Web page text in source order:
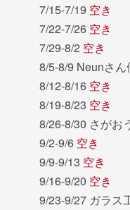
7/15-7/19 空き
7/22-7/26 空き
7/29-8/2 空き
8/5-8/9 Neunさん
8/12-8/16 空き
8/19-8/23 空き
8/26-8/30 さがお
9/2-9/6 空き
9/9-9/13 空き
9/16-9/20 空き
9/23-9/27 ガラス